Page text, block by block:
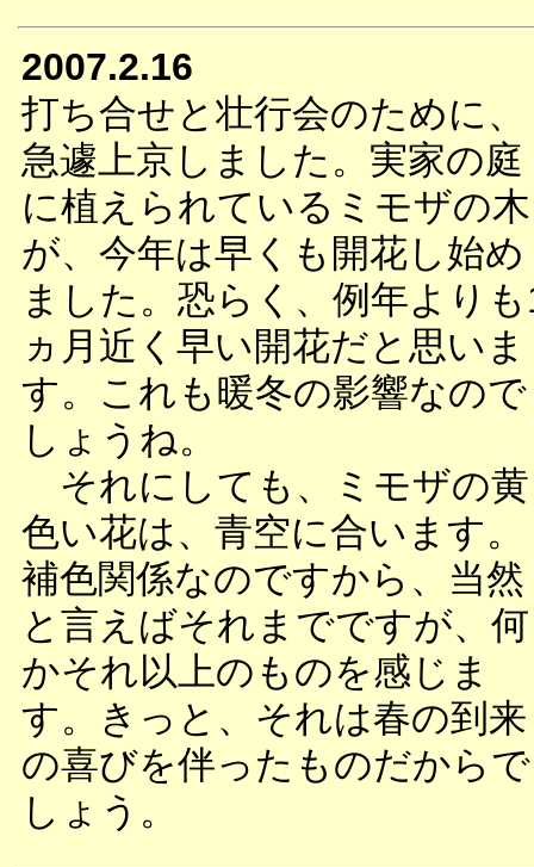
2007.2.16
打ち合せと壮行会のために、
急遽上京しました。実家の庭
に植えられているミモザの木
が、今年は早くも開花し始め
ました。恐らく、例年より
ヵ月近く早い開花だと思いま
す。これも暖冬の影響なので
しょうね。
それにしても、ミモザの黄
色い花は、青空に合います。
補色関係なのですから、当然
と言えばそれまでですが、何
かそれ以上のものを感じま
す。きっと、それは春の到来
の喜びを伴ったものだからで
しょう。